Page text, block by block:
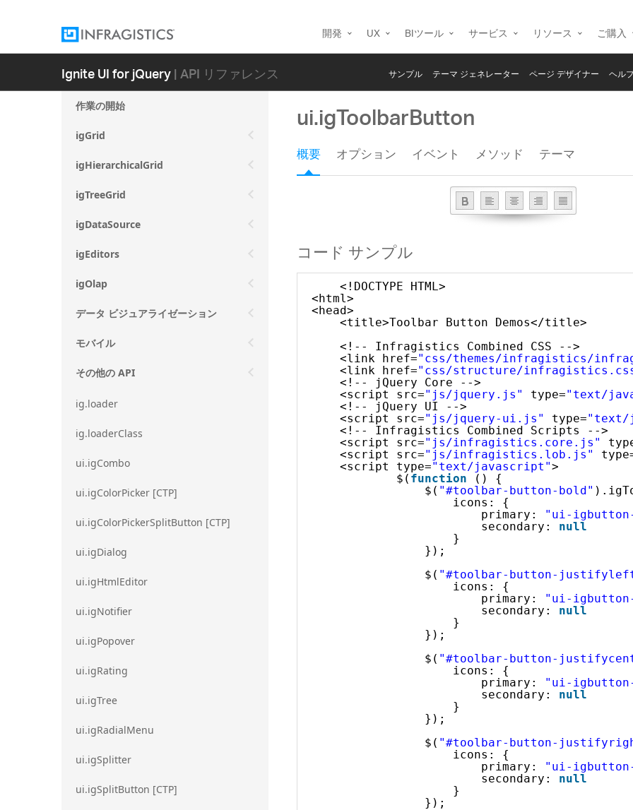
開発 UX BIツール サービス リソース ご購入
Ignite UI for jQuery| API リファレンス サンプル テーマ ジェネレーター ページ デザイナー ヘル
作業の開始
igGrid
igHierarchicalGrid
igTreeGrid
igDataSource
igEditors
igOlap
データ ビジュアライゼーション
モバイル
その他の API
ig.loader
ig.loaderClass
ui.igCombo
ui.igColorPicker [CTP]
ui.igColorPickerSplitButton [CTP]
ui.igDialog
ui.igHtmlEditor
ui.igNotifier
ui.igPopover
ui.igRating
ui.igTree
ui.igRadialMenu
ui.igSplitter
ui.igSplitButton [CTP]
ui.igToolbarButton
概要 オプション イベント メソッド テーマ
コード サンプル
<!DOCTYPE HTML>
<html>
<head>
<title>Toolbar Button Demos</title>
<!-- Infragistics Combined CSS -->
<link href="css/themes/infragistics/
<link href="css/structure/
<!-- jQuery Core -->
<script src="js/jquery.js" type="text/
<!-- jQuery UI -->
<script src="js/jquery-ui.js" type="text/
<!-- Infragistics Combined Scripts -->
<script src="js/infragistics.core.js"
<script src="js/infragistics.lob.js"
<script type="text/javascript">
$( function
() {
$( "#toolbar-button-bold"
icons: {
primary:
"ui-
secondary: null
}
});
$( "#toolbar-button-
icons: {
primary:
"ui-
secondary: null
}
});
$( "#toolbar-button-
icons: {
primary:
"ui-
secondary: null
}
});
$( "#toolbar-button-
icons: {
primary:
"ui-
secondary: null
}
});